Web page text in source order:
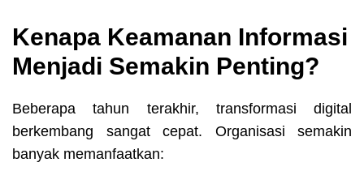
Kenapa Keamanan Informasi
Menjadi Semakin Penting?
Beberapa tahun terakhir, transformasi digital
berkembang sangat cepat. Organisasi semakin
banyak memanfaatkan: